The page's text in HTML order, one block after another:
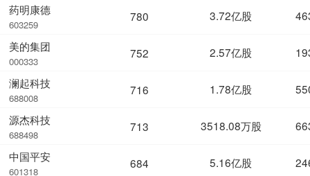
药明康德
603259
美的集团
000333
澜起科技
688008
源杰科技
688498
中国平安
601318
780 3.72亿股
752 2.57亿股
716 1.78亿股
713 3518.08万股
684 5.16亿股